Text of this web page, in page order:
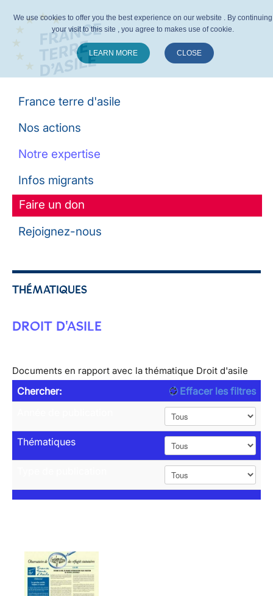
France terre d'asile
Nos actions
Notre expertise
Infos migrants
Faire un don
Rejoignez-nous
THÉMATIQUES
DROIT D'ASILE
Documents en rapport avec la thématique Droit d'asile
Chercher:
Effacer les filtres
Thématiques
We use cookies to offer you the best experience on our website . By continuing
your visit to this site , you agree to makes use of cookie.
LEARN MORE CLOSE